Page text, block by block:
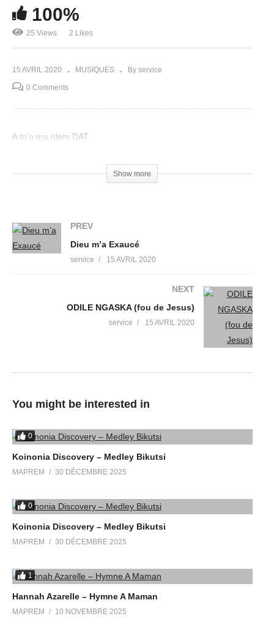
100%
25 Views 2 Likes
15 AVRIL 2020 MUSIQUES By service
0 Comments
A to’o ma nlem.DAT
Show more
PREV
Dieu m’a Exaucé
service 15 AVRIL 2020
NEXT
ODILE NGASKA (fou de Jesus)
service 15 AVRIL 2020
You might be interested in
0
Koinonia Discovery – Medley Bikutsi
MAPREM 30 DÉCEMBRE 2025
0
Koinonia Discovery – Medley Bikutsi
MAPREM 30 DÉCEMBRE 2025
1
Hannah Azarelle – Hymne A Maman
MAPREM 10 NOVEMBRE 2025